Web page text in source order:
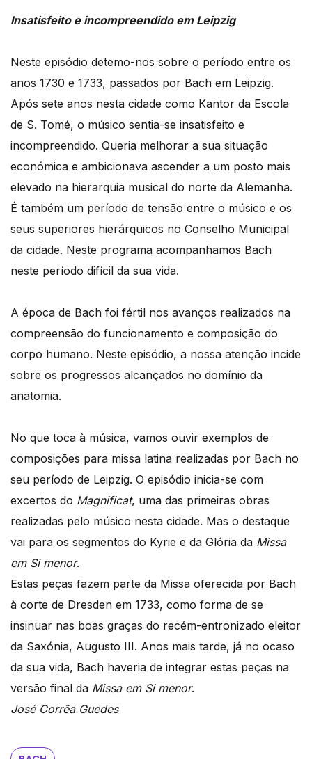
Insatisfeito e incompreendido em Leipzig
Neste episódio detemo-nos sobre o período entre os
anos 1730 e 1733, passados por Bach em Leipzig.
Após sete anos nesta cidade como Kantor da Escola
de S. Tomé, o músico sentia-se insatisfeito e
incompreendido. Queria melhorar a sua situação
económica e ambicionava ascender a um posto mais
elevado na hierarquia musical do norte da Alemanha.
É também um período de tensão entre o músico e os
seus superiores hierárquicos no Conselho Municipal
da cidade. Neste programa acompanhamos Bach
neste período difícil da sua vida.
A época de Bach foi fértil nos avanços realizados na
compreensão do funcionamento e composição do
corpo humano. Neste episódio, a nossa atenção incide
sobre os progressos alcançados no domínio da
anatomia.
No que toca à música, vamos ouvir exemplos de
composições para missa latina realizadas por Bach no
seu período de Leipzig. O episódio inicia-se com
excertos do Magnificat, uma das primeiras obras
realizadas pelo músico nesta cidade. Mas o destaque
vai para os segmentos do Kyrie e da Glória da Missa
em Si menor.
Estas peças fazem parte da Missa oferecida por Bach
à corte de Dresden em 1733, como forma de se
insinuar nas boas graças do recém-entronizado eleitor
da Saxónia, Augusto III. Anos mais tarde, já no ocaso
da sua vida, Bach haveria de integrar estas peças na
versão final da Missa em Si menor.
José Corrêa Guedes